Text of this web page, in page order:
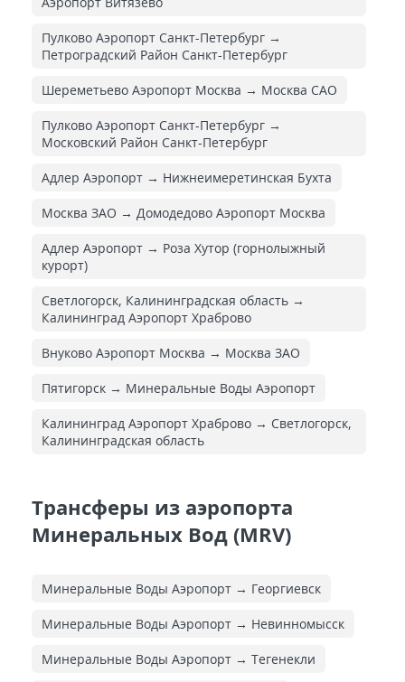
Пулково Аэропорт Санкт-Петербург →
Петроградский Район Санкт-Петербург
Шереметьево Аэропорт Москва → Москва САО
Пулково Аэропорт Санкт-Петербург →
Московский Район Санкт-Петербург
Адлер Аэропорт → Нижнеимеретинская Бухта
Москва ЗАО → Домодедово Аэропорт Москва
Адлер Аэропорт → Роза Хутор (горнолыжный
курорт)
Светлогорск, Калининградская область →
Калининград Аэропорт Храброво
Внуково Аэропорт Москва → Москва ЗАО
Пятигорск → Минеральные Воды Аэропорт
Калининград Аэропорт Храброво → Светлогорск,
Калининградская область
Трансферы из аэропорта
Минеральных Вод (MRV)
Минеральные Воды Аэропорт → Георгиевск
Минеральные Воды Аэропорт → Невинномысск
Минеральные Воды Аэропорт → Тегенекли